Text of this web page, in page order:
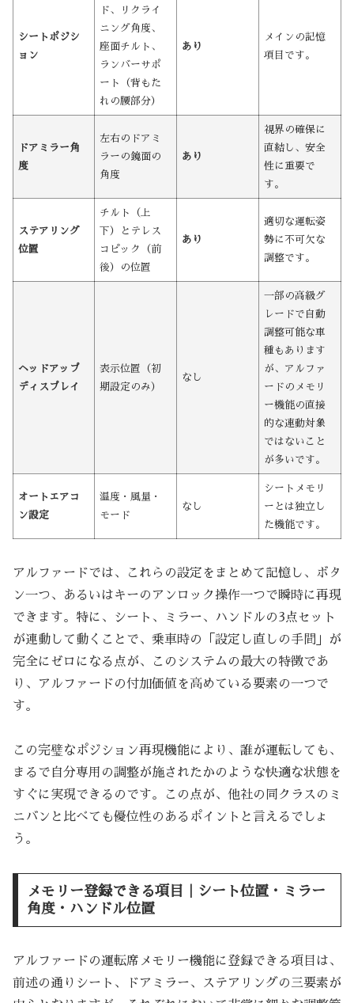
シートポジシ
ョン
ド、リクライ
ニング角度、
座面チルト、
ランバーサポ
ート（背もた
れの腰部分）
あり
メインの記憶
項目です。
ドアミラー角
度
左右のドアミ
ラーの鏡面の
角度
あり
視界の確保に
直結し、安全
性に重要で
す。
ステアリング
位置
チルト（上
下）とテレス
コピック（前
後）の位置
あり
適切な運転姿
勢に不可欠な
調整です。
ヘッドアップ
ディスプレイ
表示位置（初
期設定のみ）
なし
一部の高級グ
レードで自動
調整可能な車
種もあります
が、アルファ
ードのメモリ
ー機能の直接
的な連動対象
ではないこと
が多いです。
オートエアコ
ン設定
温度・風量・
モード
なし
シートメモリ
ーとは独立し
た機能です。
アルファードでは、これらの設定をまとめて記憶し、ボタ
ン一つ、あるいはキーのアンロック操作一つで瞬時に再現
できます。特に、シート、ミラー、ハンドルの3点セット
が連動して動くことで、乗車時の「設定し直しの手間」が
完全にゼロになる点が、このシステムの最大の特徴であ
り、アルファードの付加価値を高めている要素の一つで
す。
この完璧なポジション再現機能により、誰が運転しても、
まるで自分専用の調整が施されたかのような快適な状態を
すぐに実現できるのです。この点が、他社の同クラスのミ
ニバンと比べても優位性のあるポイントと言えるでしょ
う。
メモリー登録できる項目｜シート位置・ミラー
角度・ハンドル位置
アルファードの運転席メモリー機能に登録できる項目は、
前述の通りシート、ドアミラー、ステアリングの三要素が